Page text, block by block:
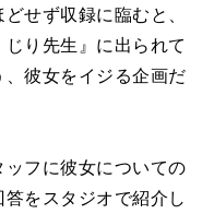
せず収録に臨むと、
り先生』に出られて
彼女をイジる企画だ
フに彼女についての
をスタジオで紹介し